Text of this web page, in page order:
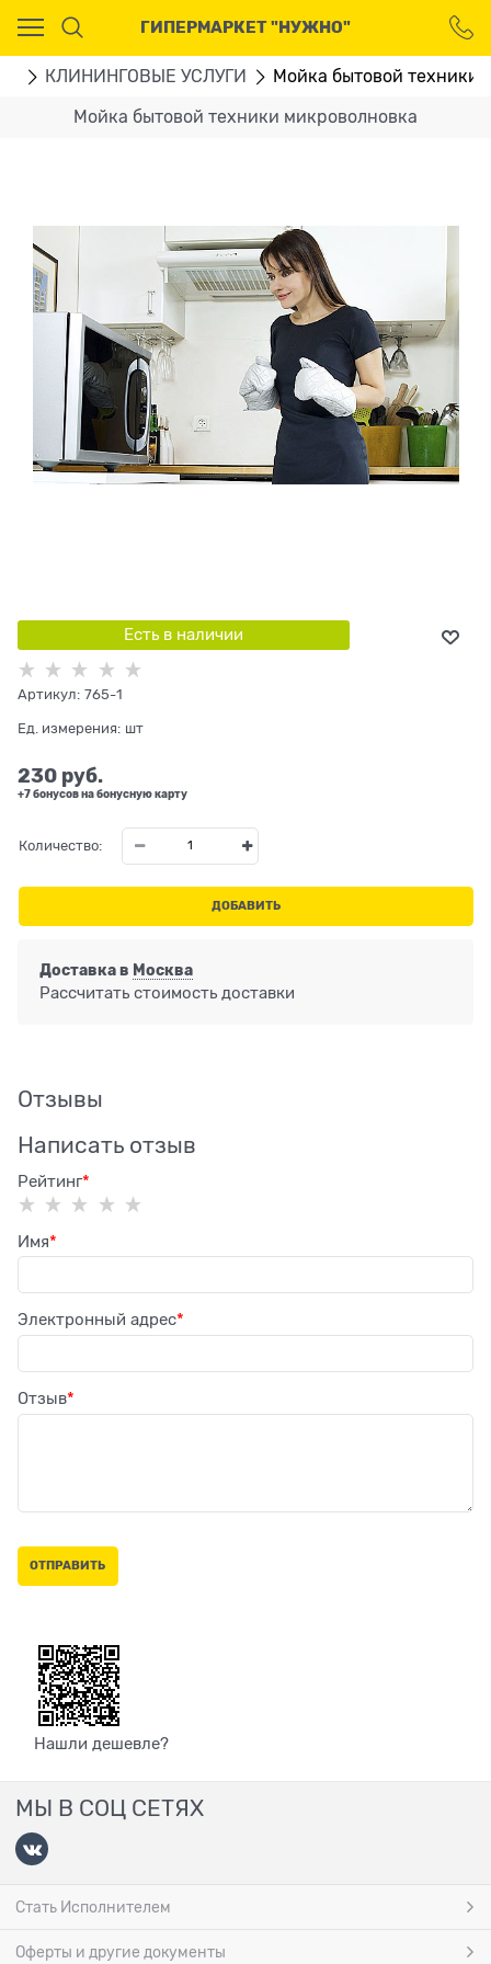
ГИПЕРМАРКЕТ "НУЖНО"
КЛИНИНГОВЫЕ УСЛУГИ Мойка бытовой техники
Мойка бытовой техники микроволновка
Есть в наличии
Артикул: 765-1
Ед. измерения: шт
230 руб.
+7 бонусов на бонусную карту
Количество:
ДОБАВИТЬ
Доставка в Москва
Рассчитать стоимость доставки
Отзывы
Написать отзыв
Рейтинг
Имя
Электронный адрес
Отзыв
Нашли дешевле?
МЫ В СОЦ СЕТЯХ
Стать Исполнителем
Оферты и другие документы
Ваш город - Москва,
угадали?
ДА НЕТ